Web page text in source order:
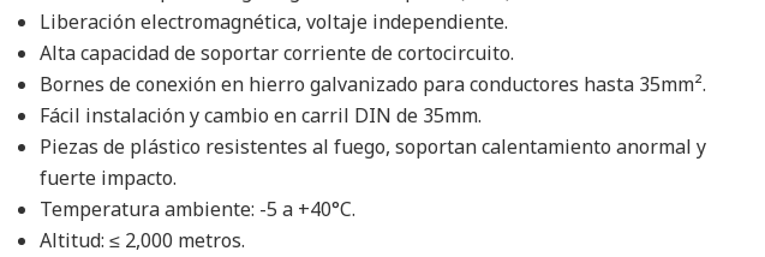
Liberación electromagnética, voltaje independiente.
Alta capacidad de soportar corriente de cortocircuito.
Bornes de conexión en hierro galvanizado para conductores hasta 35mm².
Fácil instalación y cambio en carril DIN de 35mm.
Piezas de plástico resistentes al fuego, soportan calentamiento anormal y
fuerte impacto.
Temperatura ambiente: -5 a +40°C.
Altitud: ≤ 2,000 metros.